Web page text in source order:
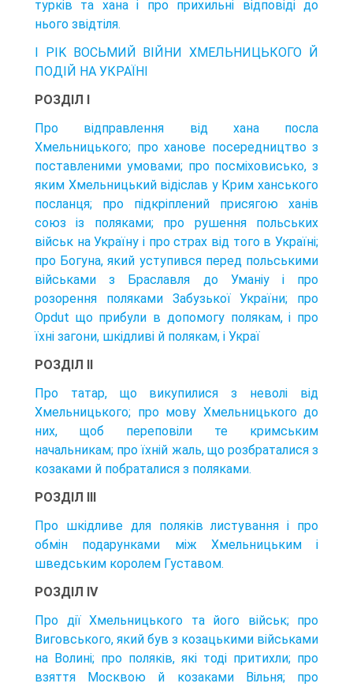
турків та хана і про прихильні відповіді до
нього звідтіля.
I PIK ВОСЬМИЙ ВІЙНИ ХМЕЛЬНИЦЬКОГО Й
ПОДІЙ HA УКРАЇНІ
РОЗДІЛ I
Про відправлення від хана посла
Хмельницького; про ханове посередництво з
поставленими умовами; про посміховисько, з
яким Хмельницький відіслав у Крим ханського
посланця; про підкріплений присягою ханів
союз із поляками; про рушення польських
військ на Україну і про страх від того в Україні;
про Богуна, який уступився перед польськими
військами з Браславля до Уманіу і про
розорення поляками Забузької України; про
Opdut що прибули в допомогу полякам, і про
їхні загони, шкідливі й полякам, і Украї
РОЗДІЛ II
Про татар, що викупилися з неволі від
Хмельницького; про мову Хмельницького до
них, щоб переповіли те кримським
начальникам; про їхній жаль, що розбраталися з
козаками й побраталися з поляками.
РОЗДІЛ III
Про шкідливе для поляків листування і про
обмін подарунками між Хмельницьким і
шведським королем Густавом.
РОЗДІЛ IV
Про дії Хмельницького та його військ; про
Виговського, який був з козацькими військами
на Волині; про поляків, які тоді притихли; про
взяття Москвою й козаками Вільня; про